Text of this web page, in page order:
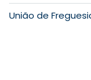
União de